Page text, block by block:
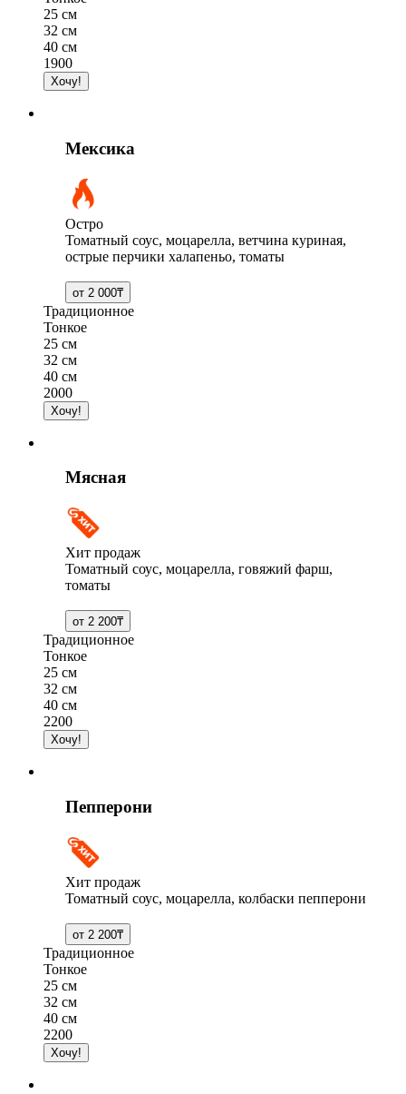
25 см
32 см
40 см
1900
Мексика
Остро
Томатный соус, моцарелла, ветчина куриная,
острые перчики халапеньо, томаты
Традиционное
Тонкое
25 см
32 см
40 см
2000
Мясная
Хит продаж
Томатный соус, моцарелла, говяжий фарш,
томаты
Традиционное
Тонкое
25 см
32 см
40 см
2200
Пепперони
Хит продаж
Томатный соус, моцарелла, колбаски пепперони
Традиционное
Тонкое
25 см
32 см
40 см
2200